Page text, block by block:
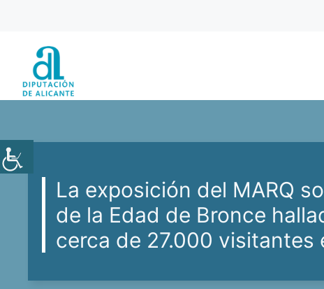
contenido
La exposición del MARQ
de la Edad de Bronce
cerca de 27.000 visitantes